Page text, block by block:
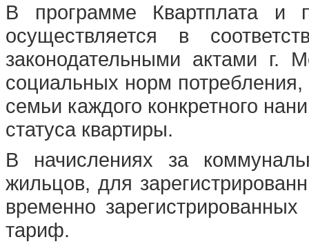
В программе Квартплата и
осуществляется в
законодательными актами г.
социальных норм
семьи каждого конкретного
статуса квартиры.
В начислениях за
жильцов, для
временно
тариф.